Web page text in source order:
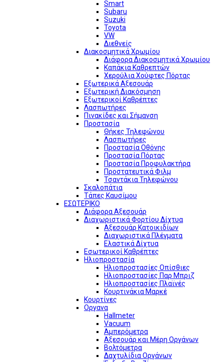
Smart
Subaru
Suzuki
Toyota
VW
Διεθνείς
Διακοσμητικά Χρωμίου
Διάφορα Διακοσμητικά Χρωμίου
Καπάκια Καθρεπτών
Χερούλια Χούφτες Πόρτας
Εξωτερικά Αξεσουάρ
Εξωτερική Διακόσμηση
Εξωτερικοί Καθρέπτες
Λασπωτήρες
Πινακίδες και Σήμανση
Προστασία
Θήκες Τηλεφώνου
Λασπωτήρες
Προστασία Οθόνης
Προστασία Πόρτας
Προστασία Προφυλακτήρα
Προστατευτικά Φιλμ
Τσαντάκια Τηλεφώνου
Σκαλοπάτια
Τάπες Καυσίμου
ΕΣΩΤΕΡΙΚΟ
Διάφορα Αξεσουάρ
Διαχωριστικά Φορτίου Δίχτυα
Αξεσουάρ Κατοικιδίων
Διαχωριστικά Πλέγματα
Ελαστικά Δίχτυα
Εσωτερικοί Καθρέπτες
Ηλιοπροστασία
Ηλιοπροστασίες Οπίσθιες
Ηλιοπροστασίες Παρ Μπριζ
Ηλιοπροστασίες Πλαϊνές
Κουρτινάκια Μαρκέ
Κουρτίνες
Οργανα
Hallmeter
Vacuum
Αμπερόμετρα
Αξεσουάρ και Μέρη Οργάνων
Βολτόμετρα
Δαχτυλίδια Οργάνων